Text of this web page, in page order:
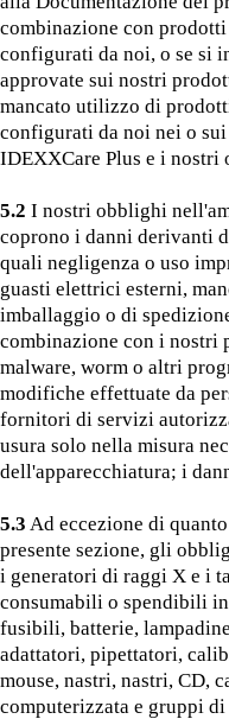
combinazione con
configurati da noi, o se si
approvate sui nostri
mancato utilizzo di
configurati da noi nei o
IDEXXCare Plus e i
5.2 I nostri obblighi
coprono i danni derivanti
quali negligenza o uso
guasti elettrici esterni,
imballaggio o di
combinazione con i nostri
malware, worm o altri
modifiche effettuate da
fornitori di servizi
usura solo nella misura
dell'apparecchiatura; i
5.3 Ad eccezione di
presente sezione, gli
i generatori di raggi X e i
consumabili o spendibili
fusibili, batterie,
adattatori, pipettatori,
mouse, nastri, nastri, CD,
computerizzata e gruppi